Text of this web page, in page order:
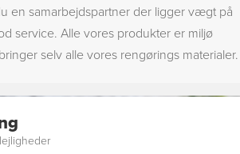
en samarbejdspartner der ligger vægt på
service. Alle vores produkter er miljø
selv alle vores rengørings materialer.